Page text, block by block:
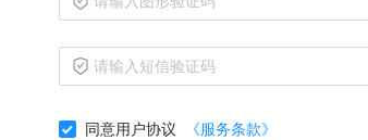
同意用户协议 《服务条款》